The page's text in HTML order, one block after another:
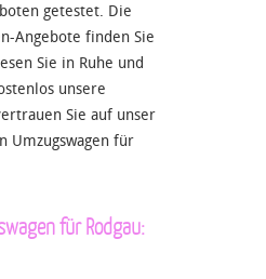
getestet. Die
Angebote finden Sie
Sie in Ruhe und
unsere
Sie auf unser
Umzugswagen für
für Rodgau: